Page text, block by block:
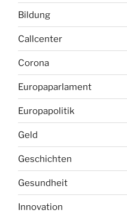
Bildung
Callcenter
Corona
Europaparlament
Europapolitik
Geld
Geschichten
Gesundheit
Innovation